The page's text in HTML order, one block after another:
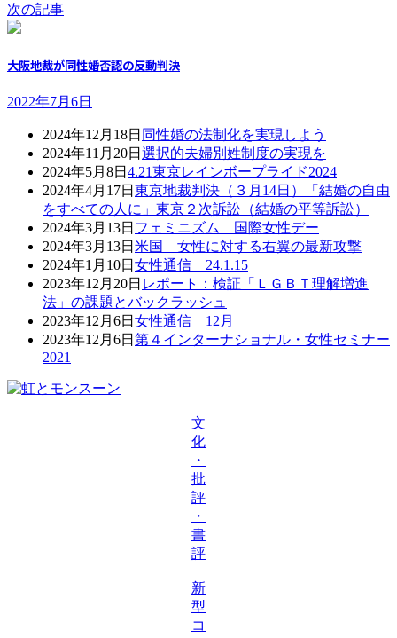
次の記事
大阪地裁が同性婚否認の反動判決
2022年7月6日
2024年12月18日 同性婚の法制化を実現しよう
2024年11月20日 選択的夫婦別姓制度の実現を
2024年5月8日 4.21東京レインボープライド2024
2024年4月17日 東京地裁判決（３月14日）「結婚の自由
をすべての人に」東京２次訴訟（結婚の平等訴訟）
2024年3月13日 フェミニズム 国際女性デー
2024年3月13日 米国 女性に対する右翼の最新攻撃
2024年1月10日 女性通信 24.1.15
2023年12月20日 レポート：検証「ＬＧＢＴ理解増進
法」の課題とバックラッシュ
2023年12月6日 女性通信 12月
2023年12月6日 第４インターナショナル・女性セミナー
2021
文
化
・
批
評
・
書
評
新
型
コ